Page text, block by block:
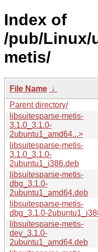
Index of
/pub/Linux/
metis/
File Name ↓
Parent directory/
libsuitesparse-metis-
3.1.0_3.1.0-
2ubuntu1_amd64...>
libsuitesparse-metis-
3.1.0_3.1.0-
2ubuntu1_i386.deb
libsuitesparse-metis-
dbg_3.1.0-
2ubuntu1_amd64.deb
libsuitesparse-metis-
dbg_3.1.0-
libsuitesparse-metis-
dev_3.1.0-
2ubuntu1_amd64.deb